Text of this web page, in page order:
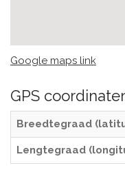
Google maps link
GPS
Breedtegraad
Lengtegraad